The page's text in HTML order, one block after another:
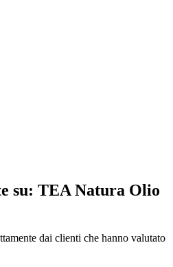
su: TEA Natura Olio
dai clienti che hanno valutato